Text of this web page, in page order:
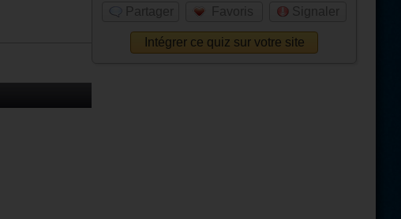
Partager Favoris Signaler
Intégrer ce quiz sur votre site